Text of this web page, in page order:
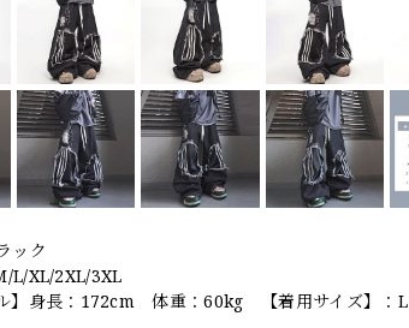
ック
L/XL/2XL/3XL
】身長：172cm 体重：60kg 【着用サイズ】：L